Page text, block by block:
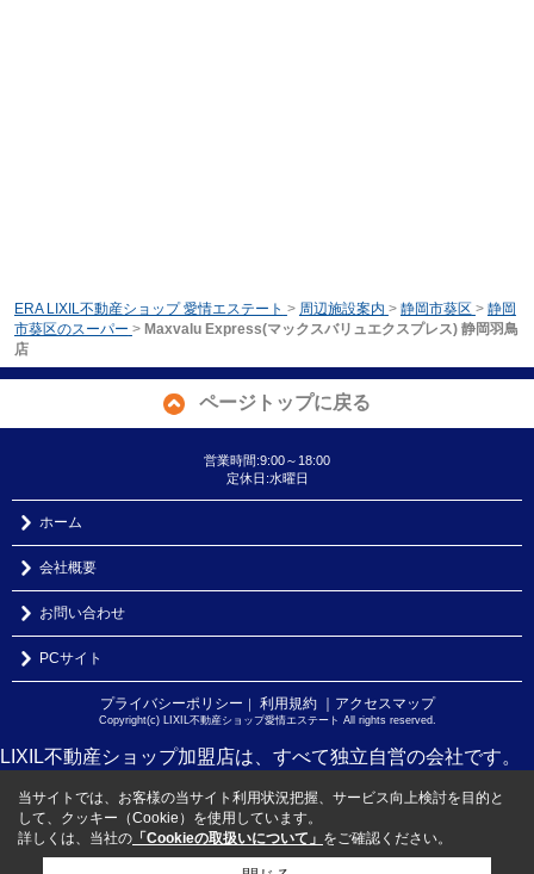
ERA LIXIL不動産ショップ 愛情エステート > 周辺施設案内 > 静岡市葵区 > 静岡
市葵区のスーパー > Maxvalu Express(マックスバリュエクスプレス) 静岡羽鳥
店
ページトップに戻る
営業時間:9:00～18:00
定休日:水曜日
ホーム
会社概要
お問い合わせ
PCサイト
プライバシーポリシー ｜ 利用規約 ｜アクセスマップ
Copyright(c) LIXIL不動産ショップ愛情エステート All rights reserved.
LIXIL不動産ショップ加盟店は、すべて独立自営の会社です。
当サイトでは、お客様の当サイト利用状況把握、サービス向上検討を目的と
して、クッキー（Cookie）を使用しています。
詳しくは、当社の 「Cookieの取扱いについて」 をご確認ください。